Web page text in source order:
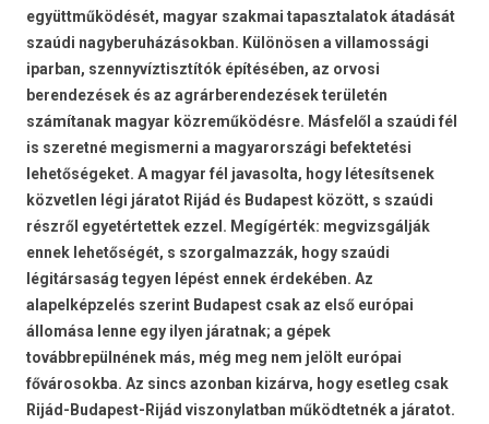
együttműködését, magyar szakmai tapasztalatok átadását
szaúdi nagyberuházásokban. Különösen a villamossági
iparban, szennyvíztisztítók építésében, az orvosi
berendezések és az agrárberendezések területén
számítanak magyar közreműködésre. Másfelől a szaúdi fél
is szeretné megismerni a magyarországi befektetési
lehetőségeket. A magyar fél javasolta, hogy létesítsenek
közvetlen légi járatot Rijád és Budapest között, s szaúdi
részről egyetértettek ezzel. Megígérték: megvizsgálják
ennek lehetőségét, s szorgalmazzák, hogy szaúdi
légitársaság tegyen lépést ennek érdekében. Az
alapelképzelés szerint Budapest csak az első európai
állomása lenne egy ilyen járatnak; a gépek
továbbrepülnének más, még meg nem jelölt európai
fővárosokba. Az sincs azonban kizárva, hogy esetleg csak
Rijád-Budapest-Rijád viszonylatban működtetnék a járatot.